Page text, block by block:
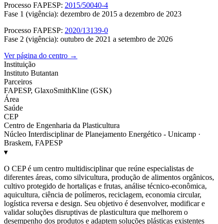
Processo FAPESP: 2015/50040-4
Fase 1 (vigência): dezembro de 2015 a dezembro de 2023
Processo FAPESP: 2020/13139-0
Fase 2 (vigência): outubro de 2021 a setembro de 2026
Ver página do centro →
Instituição
Instituto Butantan
Parceiros
FAPESP, GlaxoSmithKline (GSK)
Área
Saúde
CEP
Centro de Engenharia da Plasticultura
Núcleo Interdisciplinar de Planejamento Energético - Unicamp ·
Braskem, FAPESP
▾
O CEP é um centro multidisciplinar que reúne especialistas de
diferentes áreas, como silvicultura, produção de alimentos orgânicos,
cultivo protegido de hortaliças e frutas, análise técnico-econômica,
aquicultura, ciência de polímeros, reciclagem, economia circular,
logística reversa e design. Seu objetivo é desenvolver, modificar e
validar soluções disruptivas de plasticultura que melhorem o
desempenho dos produtos e adaptem soluções plásticas existentes